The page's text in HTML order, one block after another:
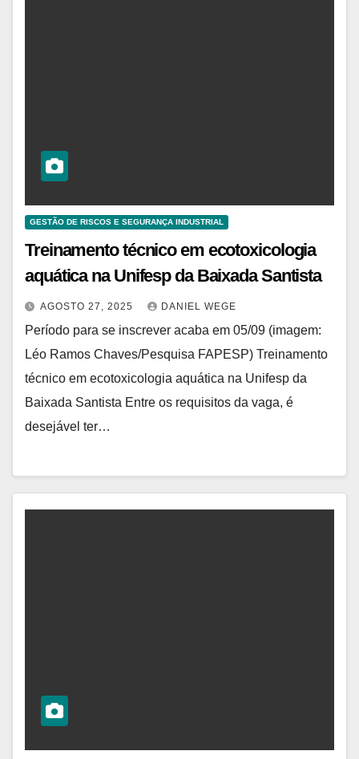
GESTÃO DE RISCOS E SEGURANÇA INDUSTRIAL
Treinamento técnico em ecotoxicologia
aquática na Unifesp da Baixada Santista
AGOSTO 27, 2025 DANIEL WEGE
Período para se inscrever acaba em 05/09 (imagem:
Léo Ramos Chaves/Pesquisa FAPESP) Treinamento
técnico em ecotoxicologia aquática na Unifesp da
Baixada Santista Entre os requisitos da vaga, é
desejável ter…